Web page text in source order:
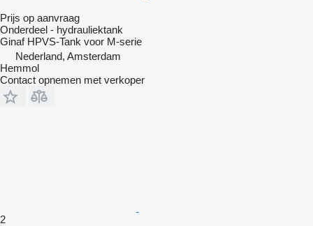
Prijs op aanvraag
Onderdeel - hydrauliektank
Ginaf HPVS-Tank voor M-serie
Nederland, Amsterdam
Hemmol
Contact opnemen met verkoper
2